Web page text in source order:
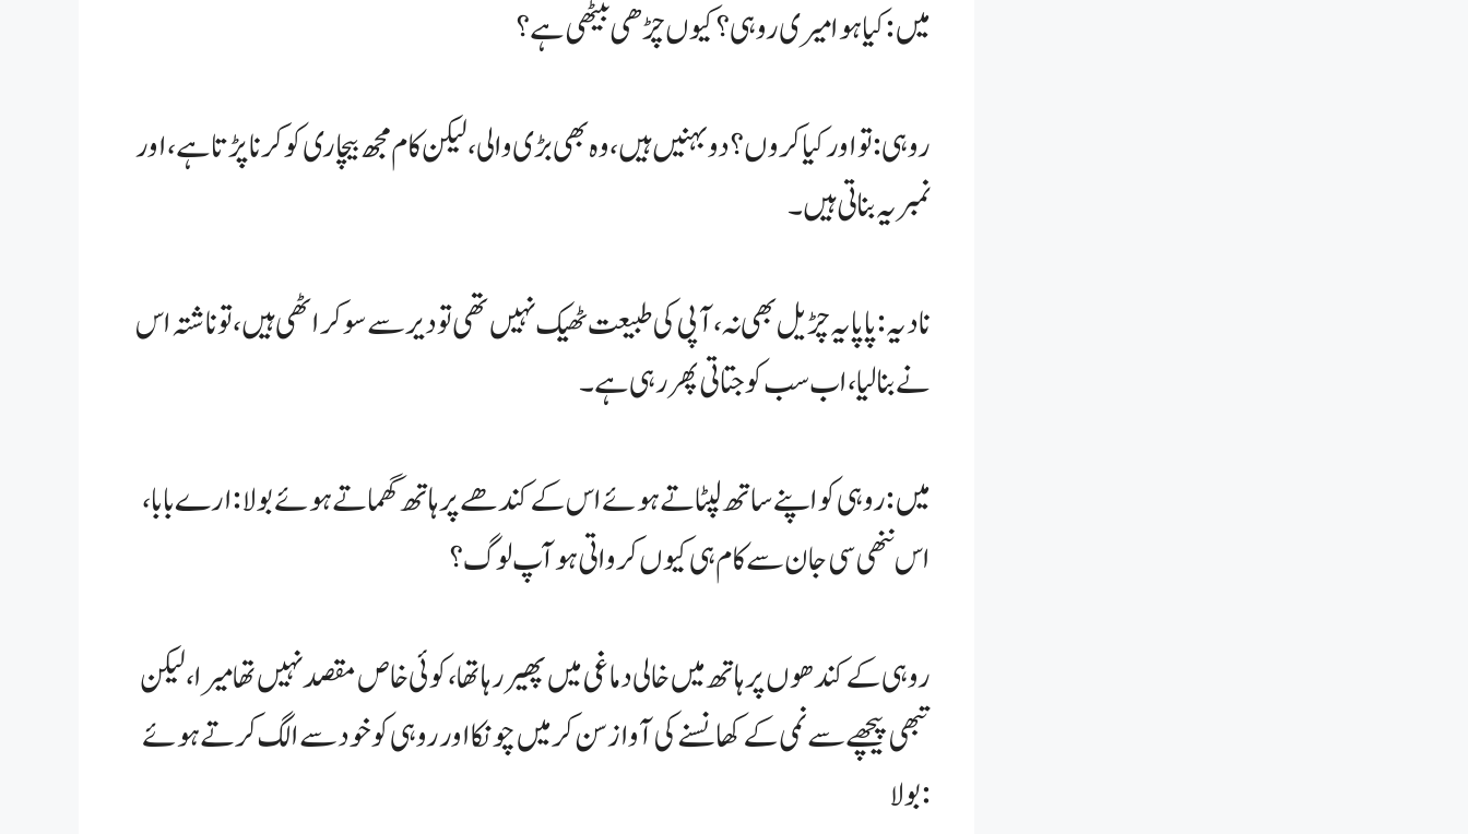
میں: کیا ہوا میری روہی؟ کیوں چڑھی بیٹھی ہے؟
روہی: تو اور کیا کروں؟ دو بہنیں ہیں، وہ بھی بڑی والی، لیکن کام مجھ بیچاری کو کرنا پڑتا ہے، اور
نمبر یہ بناتی ہیں۔
نادیہ: پاپا یہ چڑیل بھی نہ، آپی کی طبیعت ٹھیک نہیں تھی تو دیر سے سو کر اٹھی ہیں، تو ناشتہ اس
نے بنا لیا، اب سب کو جتاتی پھر رہی ہے۔
میں: روہی کو اپنے ساتھ لپٹاتے ہوئے اس کے کندھے پر ہاتھ گھماتے ہوئے بولا: ارے بابا،
اس ننھی سی جان سے کام ہی کیوں کرواتی ہو آپ لوگ؟
روہی کے کندھوں پر ہاتھ میں خالی دماغی میں پھیر رہا تھا، کوئی خاص مقصد نہیں تھا میرا، لیکن
تبھی پیچھے سے نمی کے کھانسنے کی آواز سن کر میں چونکا اور روہی کو خود سے الگ کرتے ہوئے
بولا: